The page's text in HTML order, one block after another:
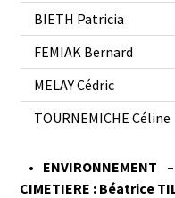
BIETH Patricia
FEMIAK Bernard
MELAY Cédric
TOURNEMICHE Céline
• ENVIRONNEMENT
CIMETIERE : Béatrice